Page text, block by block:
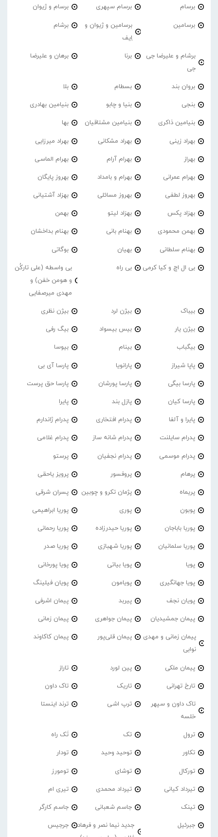
برسام برسام سپهری برسام و ژیوان
برسامین
برسامین و ژیوان و
اِیف
برشام
برشام و علیرضا جی
جی
برنا برهان و علیرضا
بروان بند بسطام بلا
بنجی بنیا و چابو بنیامین بهادری
بنیامین ذاکری بنیامین مشتاقیان بها
بهراد زینی بهراد مشکانی بهراد میرزایی
بهراز بهرام آرام بهرام الماسی
بهرام عمرانی بهرام و بامداد بهروز پایگان
بهروز لطفی بهروز مسائلی بهزاد آشتیانی
بهزاد پکس بهزاد لیتو بهمن
بهمن محمودی بهنام بانی بهنام بداخشان
بهنام سلطانی بهیان بوگاتی
بی ال اچ و کیا کرمی بی راه
بی واسطه (علی تارکُن
و هومن خفن) و
مهدی میرصفایی
بیباک بیژن لرد بیژن نظری
بیژن یار بیس بیسواد بیگ رفی
بیگباب بینام بیوسا
پاپا شیراز پارانویا پارسا آی بی
پارسا بیگی پارسا پورشان پارسا حق پرست
پارسا کیان پازل بند پایرا
پایرا و آلفا پدرام افتخاری پدرام ژاندارم
پدرام‌ سایلنت پدرام شانه ساز پدرام غلامی
پدرام موسمی پدرام نجفیان پرستو
پرهام پروفسور پرویز یاحقی
پریماه پژمان تکرو و چوبین پسران شرقی
پوبون پوری پوریا ابراهیمی
پوریا باباجان پوریا حیدرزاده پوریا رحمانی
پوریا سلمانیان پوریا شهبازی پوریا صدر
پویا پویا بیاتی پویا پورخانی
پویا جهانگیری پویامون پویان فیلینگ
پویان نجف پیربد پیمان اشرفی
پیمان جمشیدیان پیمان جواهری پیمان زمانی
پیمان زمانی و مهدی
نوابی
پیمان قلی‌پور پیمان کاکاوند
پیمان ملکی پین لورد تاراز
تارخ تهرانی تاریک تاک داون
تاک داون و سپهر
خلسه
ترپ اشی ترند اینستا
ترول تک تَک راه
تکاور توحید وحید تودار
تورکال توشای تومورز
تیرداد کیانی تیرداد محمدی تیری ام
تینک جاسم شعبانی جاسم کارگر
جبرئیل
جدید نیما نصر و فرهاد
جرجیس